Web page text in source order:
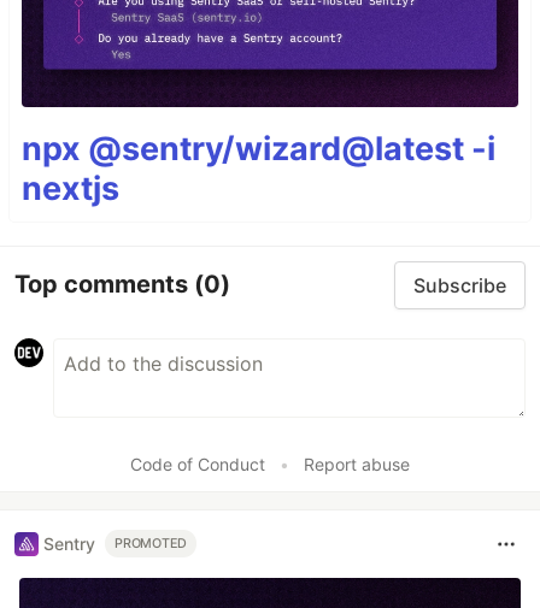
npx @sentry/wizard@latest -i
nextjs
Top comments (0) Subscribe
Code of Conduct • Report abuse
Sentry PROMOTED